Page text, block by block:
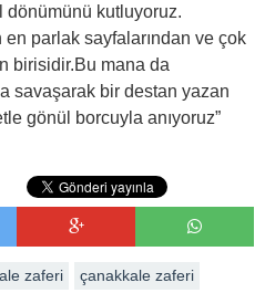
dönümünü kutluyoruz.
parlak sayfalarından ve çok
birisidir.Bu mana da
savaşarak bir destan yazan
gönül borcuyla anıyoruz”
zaferi
çanakkale zaferi